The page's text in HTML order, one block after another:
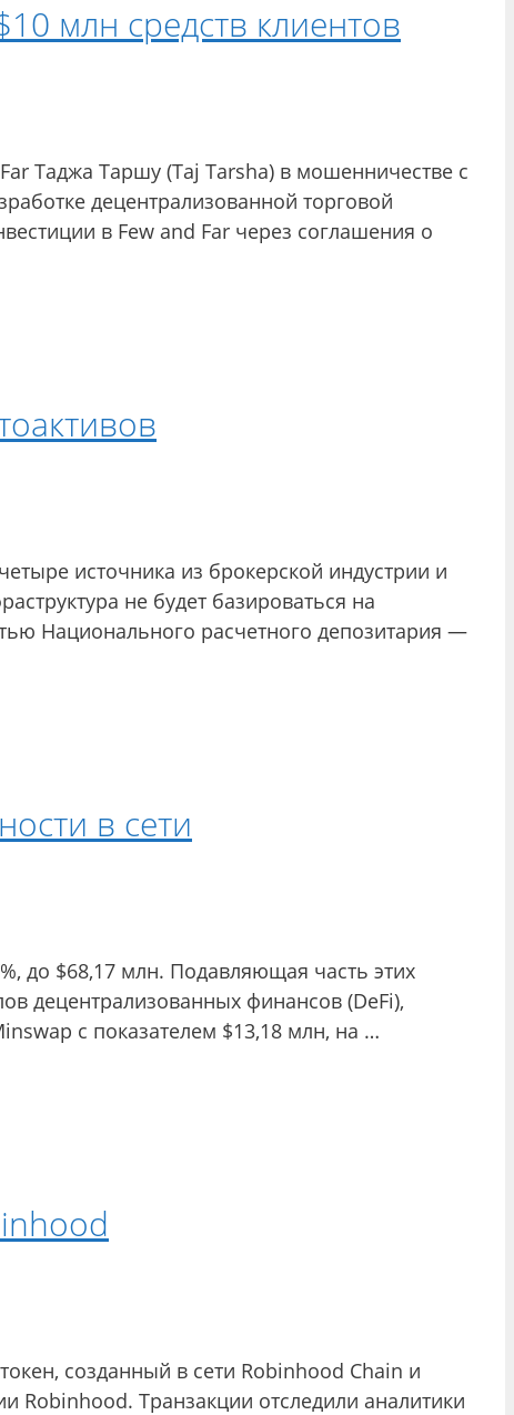
млн средств клиентов
Таджа Таршу (Taj Tarsha) в мошенничестве с
децентрализованной торговой
в Few and Far через соглашения о
источника из брокерской индустрии и
не будет базироваться на
Национального расчетного депозитария —
в сети
до $68,17 млн. Подавляющая часть этих
децентрализованных финансов (DeFi),
с показателем $13,18 млн, на …
созданный в сети Robinhood Chain и
Robinhood. Транзакции отследили аналитики